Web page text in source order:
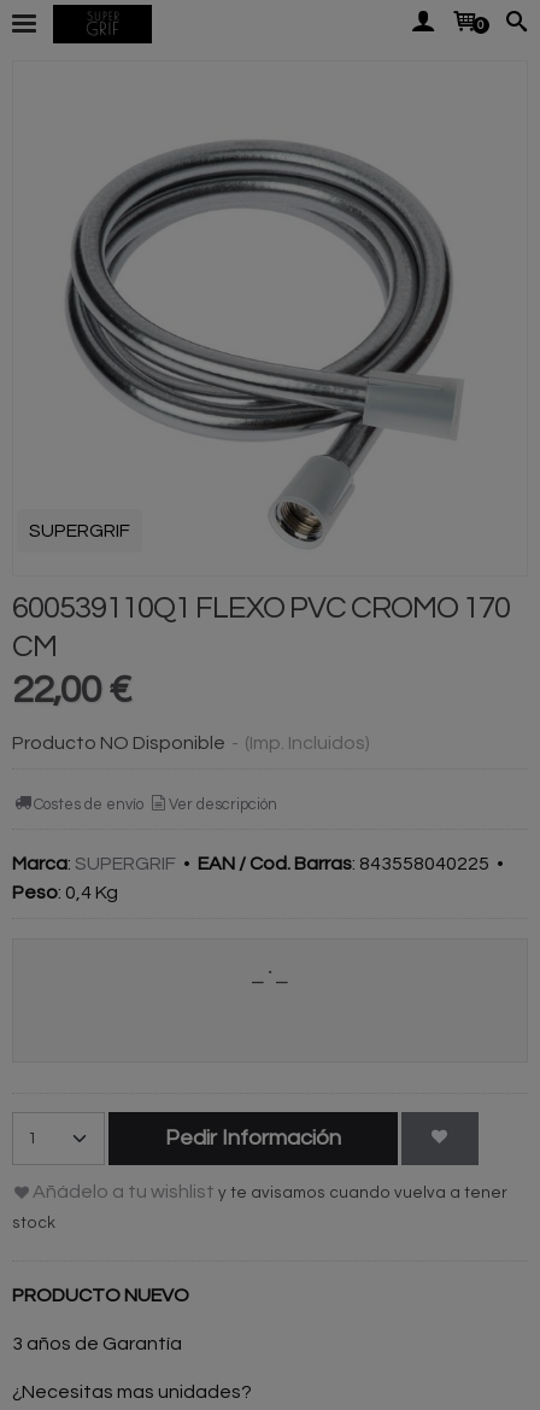
0
SUPERGRIF
600539110Q1 FLEXO PVC CROMO 170
CM
22,00 €
Producto NO Disponible - (Imp. Incluidos)
Costes de envío Ver descripción
Marca: SUPERGRIF • EAN / Cod. Barras: 843558040225 •
Peso: 0,4 Kg
Pedir Información
Añádelo a tu wishlist y te avisamos cuando vuelva a tener
stock
PRODUCTO NUEVO
3 años de Garantía
¿Necesitas mas unidades?